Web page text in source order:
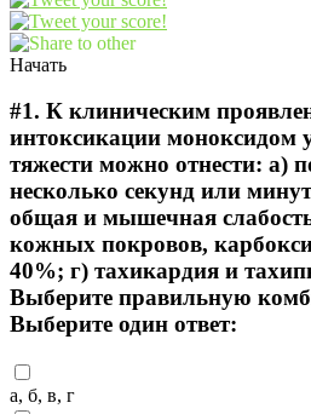
Начать
#1. К клиническим
интоксикации моноксидом
тяжести можно отнести: а)
несколько секунд или
общая и мышечная
кожных покровов,
40%; г) тахикардия и
Выберите правильную
Выберите один ответ:
а, б, в, г